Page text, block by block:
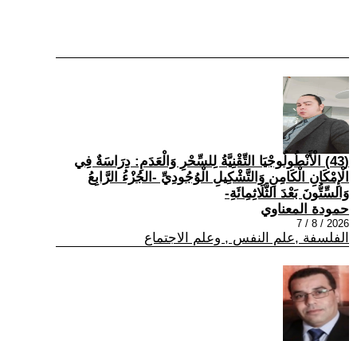
(43) الْأَنْطُولُوجْيَا التِّقْنِيَّةُ لِلسِّحْرِ وَالْعَدَمِ: دِرَاسَةٌ فِي
الْإِمْكَانِ الْكَامِنِ وَالتَّشْكِيلِ الْوُجُودِيِّ -الجُزْءُ الرَّابِعُ
وَالسِّتُّونَ بَعْدَ الثَّلَاثِمِائَةِ-
حمودة المعناوي
2026 / 8 / 7
الفلسفة ,علم النفس , وعلم الاجتماع